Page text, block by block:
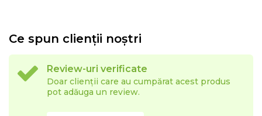
Ce spun clienții noștri
Review-uri verificate
Doar clienții care au cumpărat acest produs
pot adăuga un review.